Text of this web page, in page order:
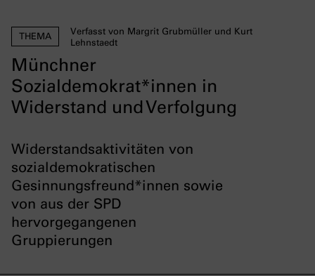
Münchner
Sozialdemokrat*innen in
Widerstand und Verfolgung
THEMA
Verfasst von Margrit Grubmüller und Kurt
Lehnstaedt
Widerstandsaktivitäten von
sozialdemokratischen
Gesinnungsfreund*innen sowie
von aus der SPD
hervorgegangenen
Gruppierungen